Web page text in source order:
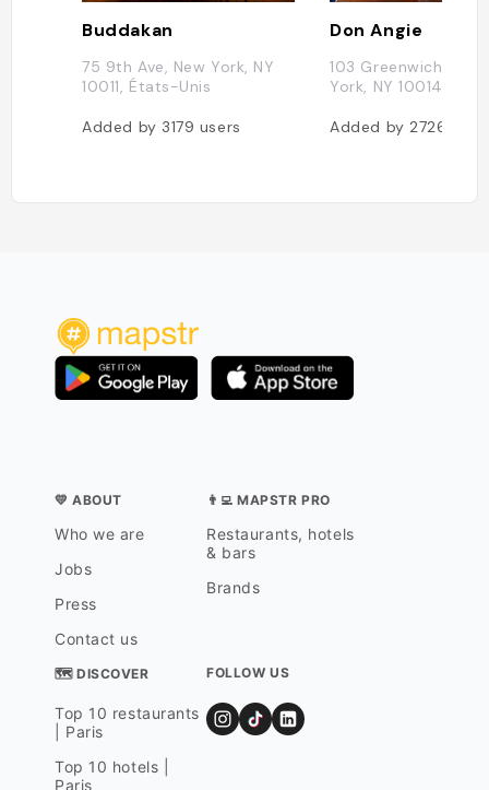
Buddakan
75 9th Ave, New York, NY
10011, États-Unis
Added by 3179 users
Don Angie
103 Greenwich Ave,
York, NY 10014,
Added by2726
💛 ABOUT
Who we are
Jobs
Press
Contact us
👨‍💻 MAPSTR PRO
Restaurants, hotels
& bars
Brands
🗺 DISCOVER
Top 10 restaurants
| Paris
Top 10 hotels |
Paris
FOLLOW US